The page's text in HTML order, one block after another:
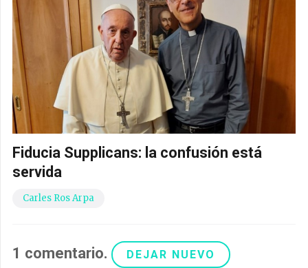
Fiducia Supplicans: la confusión está
servida
Carles Ros Arpa
1 comentario. DEJAR NUEVO